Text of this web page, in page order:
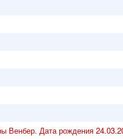
Венбер. Дата рождения